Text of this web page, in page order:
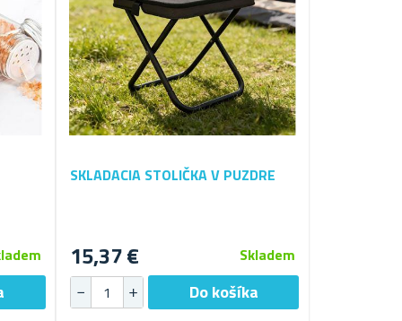
SKLADACIA STOLIČKA V PUZDRE
15,37 € Skladem